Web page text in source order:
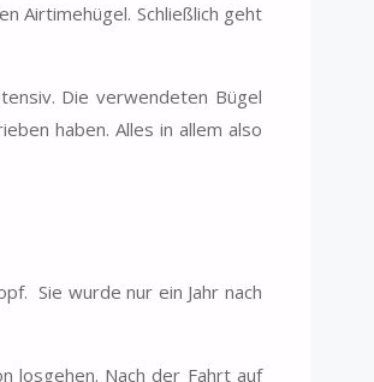
Airtimehügel. Schließlich geht
Die verwendeten Bügel
haben. Alles in allem also
Sie wurde nur ein Jahr nach
losgehen. Nach der Fahrt auf